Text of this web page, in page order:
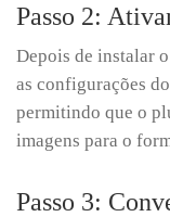
Passo 2:
Depois de instalar
as configurações
permitindo que o
imagens para o
Passo 3: